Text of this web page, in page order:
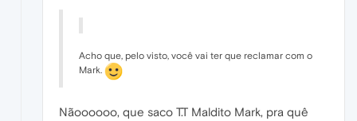
Acho que, pelo visto, você vai ter que reclamar com o
Mark.
Nãoooooo, que saco T.T Maldito Mark, pra quê